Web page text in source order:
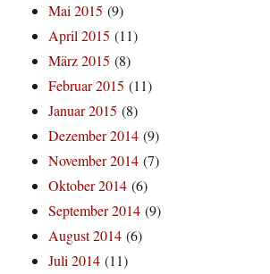
Mai 2015 (9)
April 2015 (11)
März 2015 (8)
Februar 2015 (11)
Januar 2015 (8)
Dezember 2014 (9)
November 2014 (7)
Oktober 2014 (6)
September 2014 (9)
August 2014 (6)
Juli 2014 (11)